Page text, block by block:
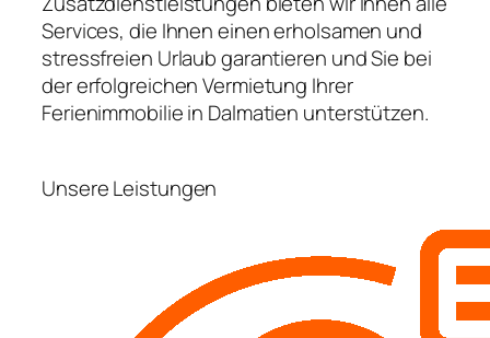
Services, die Ihnen einen erholsamen und
stressfreien Urlaub garantieren und Sie bei
der erfolgreichen Vermietung Ihrer
Ferienimmobilie in Dalmatien unterstützen.
Unsere Leistungen